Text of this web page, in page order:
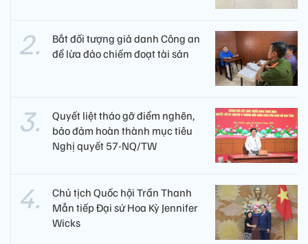
Bắt đối tượng giả danh Công an
để lừa đảo chiếm đoạt tài sản
Quyết liệt tháo gỡ điểm nghẽn,
bảo đảm hoàn thành mục tiêu
Nghị quyết 57-NQ/TW
Chủ tịch Quốc hội Trần Thanh
Mẫn tiếp Đại sứ Hoa Kỳ Jennifer
Wicks